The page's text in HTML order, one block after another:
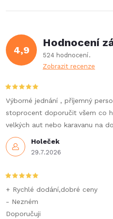
í
p
v
k
y
v
ý
p
i
k
v
á
n
4,9
Hodnocení
524 hodnocení
Zobrazit recenze
Holeček
29.7.2026
Výborné jednání , příjemný
stoprocent doporučit všem co
velkých aut nebo karavanu na
+ Rychlé dodání,dobré ceny
- Nezném
Doporučuji